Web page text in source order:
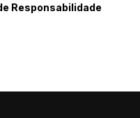
Responsabilidade